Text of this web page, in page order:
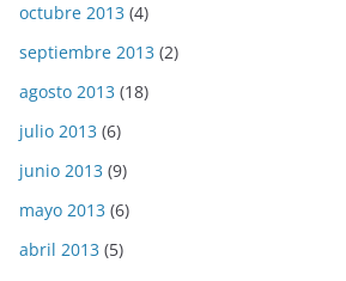
octubre 2013 (4)
septiembre 2013 (2)
agosto 2013 (18)
julio 2013 (6)
junio 2013 (9)
mayo 2013 (6)
abril 2013 (5)